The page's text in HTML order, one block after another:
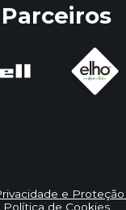
Parceiros
e
Política de Cookies